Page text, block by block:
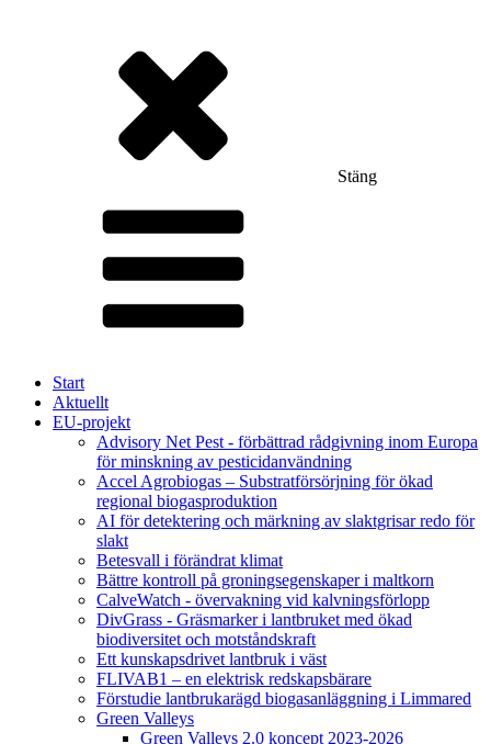
Stäng
Start
Aktuellt
EU-projekt
Advisory Net Pest - förbättrad rådgivning inom Europa
för minskning av pesticidanvändning
Accel Agrobiogas – Substratförsörjning för ökad
regional biogasproduktion
AI för detektering och märkning av slaktgrisar redo för
slakt
Betesvall i förändrat klimat
Bättre kontroll på groningsegenskaper i maltkorn
CalveWatch - övervakning vid kalvningsförlopp
DivGrass - Gräsmarker i lantbruket med ökad
biodiversitet och motståndskraft
Ett kunskapsdrivet lantbruk i väst
FLIVAB1 – en elektrisk redskapsbärare
Förstudie lantbrukarägd biogasanläggning i Limmared
Green Valleys
Green Valleys 2.0 koncept 2023-2026